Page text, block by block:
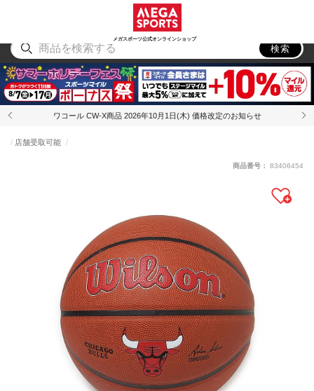
メガスポーツ公式オンラインショップ
アウトドア
検索
ワコール CW-X商品 2026年10月1日(木) 価格改定のお知らせ
店舗受取可能
商品番号： 83406454